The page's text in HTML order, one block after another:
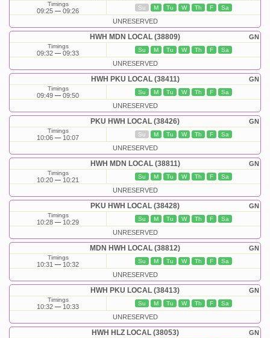
Timings
09:25 09:26 Su M Tu W Th F Sa
UNRESERVED
GN
HWH MDN LOCAL (38809)
Timings
09:32 09:33 Su M Tu W Th F Sa
UNRESERVED
GN
HWH PKU LOCAL (38411)
Timings
09:49 09:50 Su M Tu W Th F Sa
UNRESERVED
GN
PKU HWH LOCAL (38426)
Timings
10:06 10:07 Su M Tu W Th F Sa
UNRESERVED
GN
HWH MDN LOCAL (38811)
Timings
10:20 10:21 Su M Tu W Th F Sa
UNRESERVED
GN
PKU HWH LOCAL (38428)
Timings
10:28 10:29 Su M Tu W Th F Sa
UNRESERVED
GN
MDN HWH LOCAL (38812)
Timings
10:31 10:32 Su M Tu W Th F Sa
UNRESERVED
GN
HWH PKU LOCAL (38413)
Timings
10:32 10:33 Su M Tu W Th F Sa
UNRESERVED
GN
HWH HLZ LOCAL (38053)